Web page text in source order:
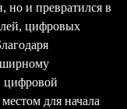
но и превратился в
цифровых
цифровой
для начала